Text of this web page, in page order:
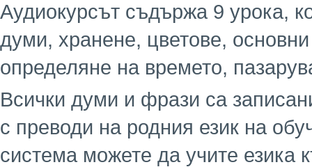
Аудиокурсът съдържа 9 урока,
думи, хранене, цветове,
определяне на времето,
Всички думи и фрази са
с преводи на родния език на
система можете да учите езика